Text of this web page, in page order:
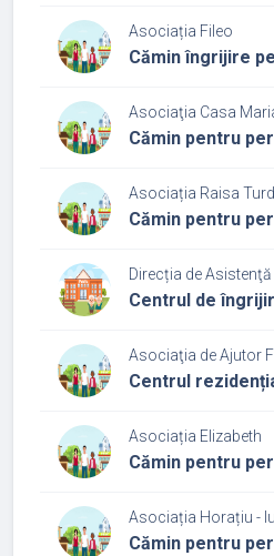
Asociația Fileo
Cămin îngrijire
Asociaţia Casa
Cămin pentru
Asociația Raisa
Cămin pentru
Direcția de
Centrul de
Asociaţia de Ajutor
Centrul
Asociația Elizabeth
Cămin pentru
Asociația Horațiu -
Cămin pentru